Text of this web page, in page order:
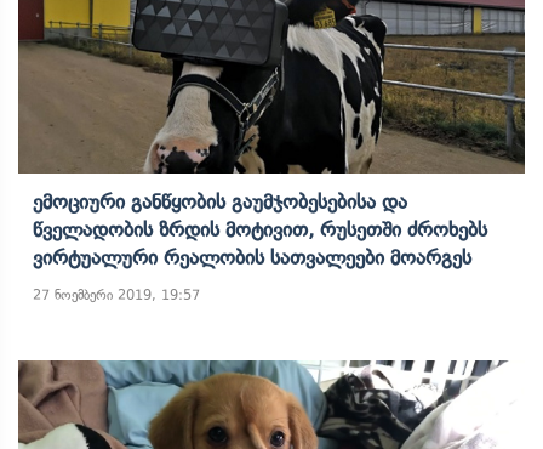
Ემოციური Განწყობის Გაუმჯობესებისა Და
Წველადობის Ზრდის Მოტივით, Რუსეთში Ძროხებს
Ვირტუალური Რეალობის Სათვალეები Მოარგეს
27 ნოემბერი 2019, 19:57